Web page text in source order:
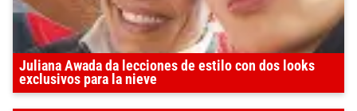
Juliana Awada da lecciones de estilo con dos looks
exclusivos para la nieve